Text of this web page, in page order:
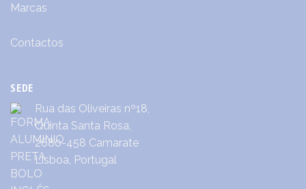
Marcas
Contactos
SEDE
Rua das Oliveiras nº18,
Quinta Santa Rosa,
2680-458 Camarate
Lisboa, Portugal